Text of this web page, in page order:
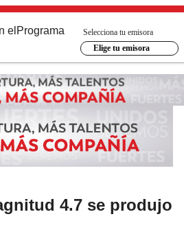
el Programa
Selecciona tu emisora
Elige tu emisora
4.7 se produjo